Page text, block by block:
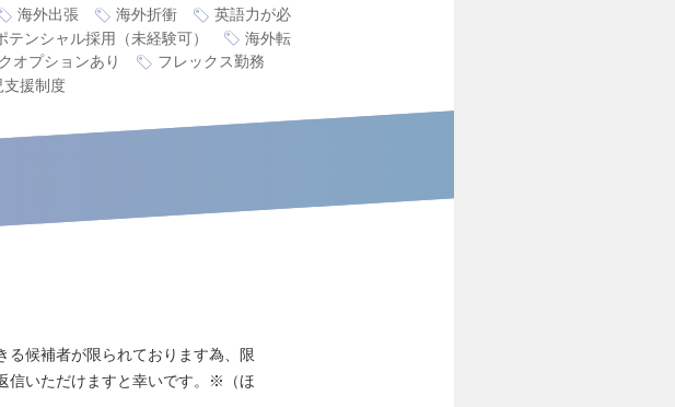
海外出張 海外折衝
英語力が必
テンシャル採用（未経験可）
海外転
オプションあり
フレックス勤務
支援制度
候補者が限られております為、限
信いただけますと幸いです。※（ほ